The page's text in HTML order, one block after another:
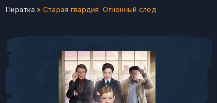
Пиратка » Старая гвардия. Огненный след